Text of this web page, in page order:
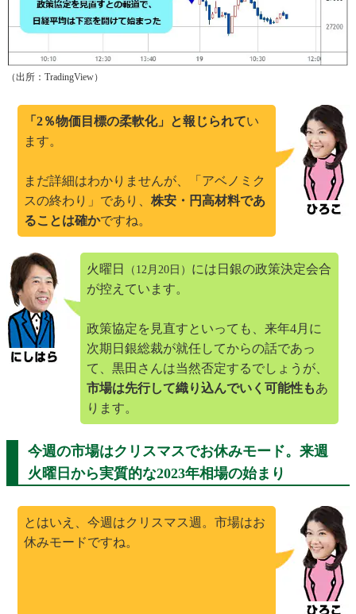
（出所：TradingView）
「2％物価目標の柔軟化」と報じられてい
ます。
まだ詳細はわかりませんが、「アベノミク
スの終わり」であり、 株安・円高材料であ
ることは確かですね。
火曜日 （12月20日） には日銀の政策決定会合
が控えています。
政策協定を見直すといっても、来年4月に
次期日銀総裁が就任してからの話であっ
て、黒田さんは当然否定するでしょうが、
市場は先行して織り込んでいく可能性もあ
ります。
今週の市場はクリスマスでお休みモード。来週
火曜日から実質的な2023年相場の始まり
とはいえ、今週はクリスマス週。市場はお
休みモードですね。